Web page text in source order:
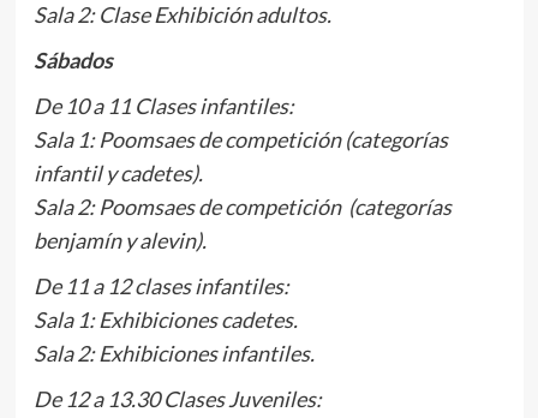
Sala 2: Clase Exhibición adultos.
Sábados
De 10 a 11 Clases infantiles:
Sala 1: Poomsaes de competición (categorías
infantil y cadetes).
Sala 2: Poomsaes de competición (categorías
benjamín y alevin).
De 11 a 12 clases infantiles:
Sala 1: Exhibiciones cadetes.
Sala 2: Exhibiciones infantiles.
De 12 a 13.30 Clases Juveniles: